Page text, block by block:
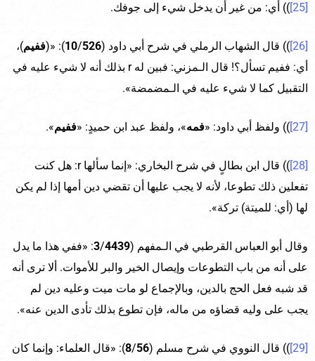
[25] )) أي: من غير أن يدخل شيء إلى جوفك.
[26] )) قال الشهاب الرملي في شرح أبي داود ( 10/526
): «(ففيم)،
أي: ففيم تسأل؟! قال الـمزني: فبين له r بذلك أنه لا شيء عليه في
التقبيل كما لا شيء عليه في الـمضمضة».
[27] )) ولفظ أبي داود: «فمه»، ولفظ عبد ابن حميدٍ: «ففيم».
[28]
)) قال ابن بطالٍ في شرح البخاري: «إنما سألها r: هل كنت
تفعلين ذلك تطوعا، لأنه لا يجب عليها أن تقضي دين أمها إذا لم يكن
لها (أي: للميتة) تركة».
وقال أبو العباس القرطبي في الـمفهم ( 3/4439
: «ففي هذا ما يدل
على أنه من باب التطوعات وإيصال الخير والبر للأموات. ألا ترى أنه
قد شبه فعل الحج بالدين، وبالإجماع لو مات ميت وعليه دين لم
يجب على وليه قضاؤه من ماله، فإن تطوع بذلك تأدى الدين عنه».
[29] )) قال النووي في شرح مسلم ( 8/56
): «قال العلماء: وإنما كان